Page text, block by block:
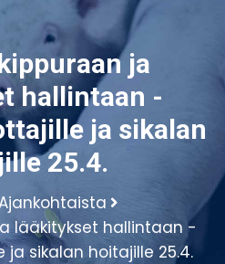
ja
hallintaan -
ja sikalan
25.4.
lääkitykset hallintaan -
sikalan hoitajille 25.4.